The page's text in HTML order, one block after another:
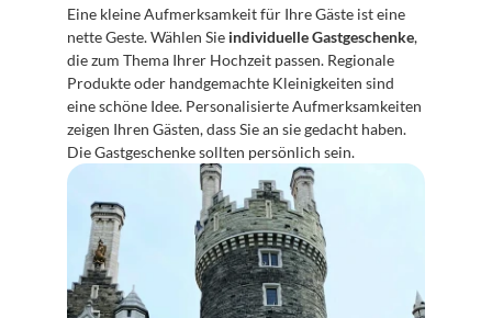
Eine kleine Aufmerksamkeit für Ihre Gäste ist eine
nette Geste. Wählen Sie individuelle Gastgeschenke,
die zum Thema Ihrer Hochzeit passen. Regionale
Produkte oder handgemachte Kleinigkeiten sind
eine schöne Idee. Personalisierte Aufmerksamkeiten
zeigen Ihren Gästen, dass Sie an sie gedacht haben.
Die Gastgeschenke sollten persönlich sein.